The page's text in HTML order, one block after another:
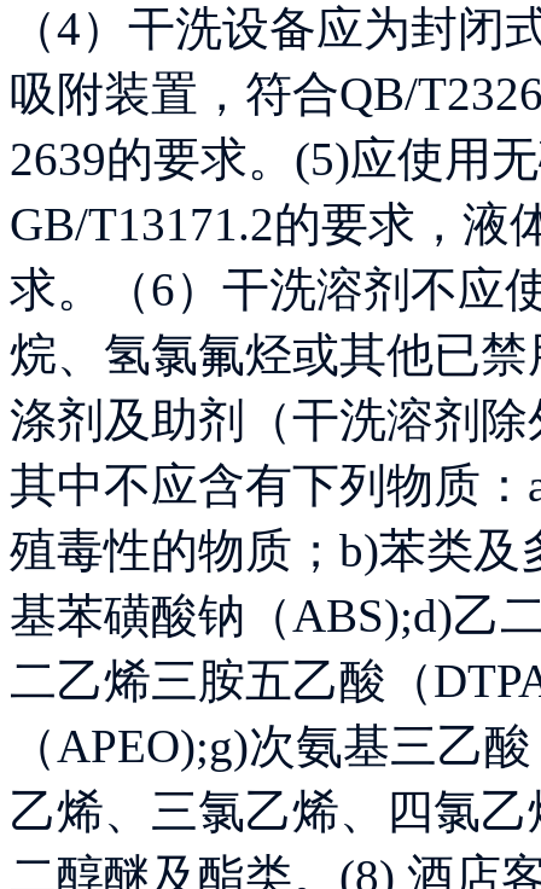
（4）干洗设备应为封
吸附装置，符合QB/
2639的要求。(5)应使用
GB/T13171.2的要求，液
求。（6）干洗溶剂不应
烷、氢氯氟烃或其他已
涤剂及助剂（干洗溶剂
其中不应含有下列物质
殖毒性的物质；b)苯类
基苯磺酸钠（ABS);d)乙
二乙烯三胺五乙酸（
（APEO);g)次氨基三乙
乙烯、三氯乙烯、四氯
二醇醚及酯类。(8) 酒店